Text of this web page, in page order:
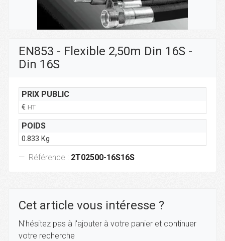
EN853 - Flexible 2,50m Din 16S -
Din 16S
PRIX PUBLIC
€ HT
POIDS
0.833 Kg
Référence : 2T02500-16S16S
Cet article vous intéresse ?
N'hésitez pas à l'ajouter à votre panier et continuer
votre recherche